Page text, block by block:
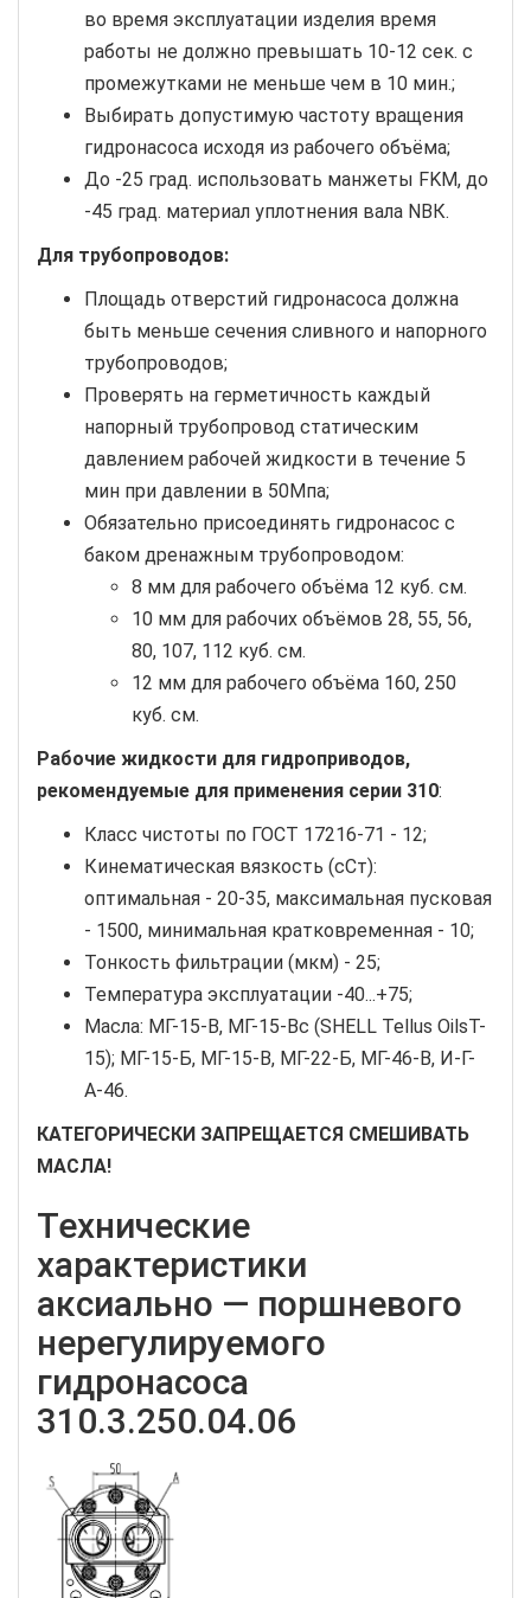
во время эксплуатации изделия время
работы не должно превышать 10-12 сек. с
промежутками не меньше чем в 10 мин.;
Выбирать допустимую частоту вращения
гидронасоса исходя из рабочего объёма;
До -25 град. использовать манжеты FKM, до
-45 град. материал уплотнения вала NBК.
Для трубопроводов:
Площадь отверстий гидронасоса должна
быть меньше сечения сливного и напорного
трубопроводов;
Проверять на герметичность каждый
напорный трубопровод статическим
давлением рабочей жидкости в течение 5
мин при давлении в 50Мпа;
Обязательно присоединять гидронасос с
баком дренажным трубопроводом:
8 мм для рабочего объёма 12 куб. см.
10 мм для рабочих объёмов 28, 55, 56,
80, 107, 112 куб. см.
12 мм для рабочего объёма 160, 250
куб. см.
Рабочие жидкости для гидроприводов,
рекомендуемые для применения серии 310:
Класс чистоты по ГОСТ 17216-71 - 12;
Кинематическая вязкость (сСт):
оптимальная - 20-35, максимальная пусковая
- 1500, минимальная кратковременная - 10;
Тонкость фильтрации (мкм) - 25;
Температура эксплуатации -40...+75;
Масла: МГ-15-В, МГ-15-Вс (SHELL Tellus OilsT-
15); МГ-15-Б, МГ-15-В, МГ-22-Б, МГ-46-В, И-Г-
А-46.
КАТЕГОРИЧЕСКИ ЗАПРЕЩАЕТСЯ СМЕШИВАТЬ
МАСЛА!
Технические
характеристики
аксиально — поршневого
нерегулируемого
гидронасоса
310.3.250.04.06